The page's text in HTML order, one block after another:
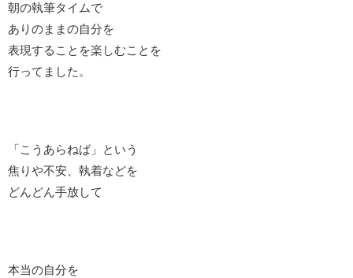
朝の執筆タイムで
ありのままの自分を
表現することを楽しむことを
行ってました。
「こうあらねば」という
焦りや不安、執着などを
どんどん手放して
本当の自分を